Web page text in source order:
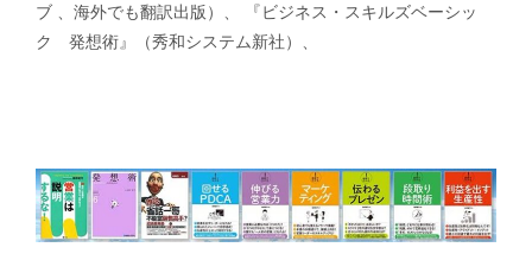
ブ 、海外でも翻訳出版）、 『ビジネス・スキルズベーシッ
ク 発想術』（秀和システム新社）、